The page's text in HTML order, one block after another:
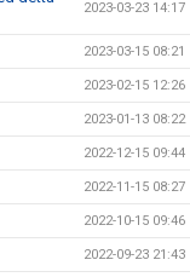
2023-03-23 14:17
2023-03-15 08:21
2023-02-15 12:26
2023-01-13 08:22
2022-12-15 09:44
2022-11-15 08:27
2022-10-15 09:46
2022-09-23 21:43